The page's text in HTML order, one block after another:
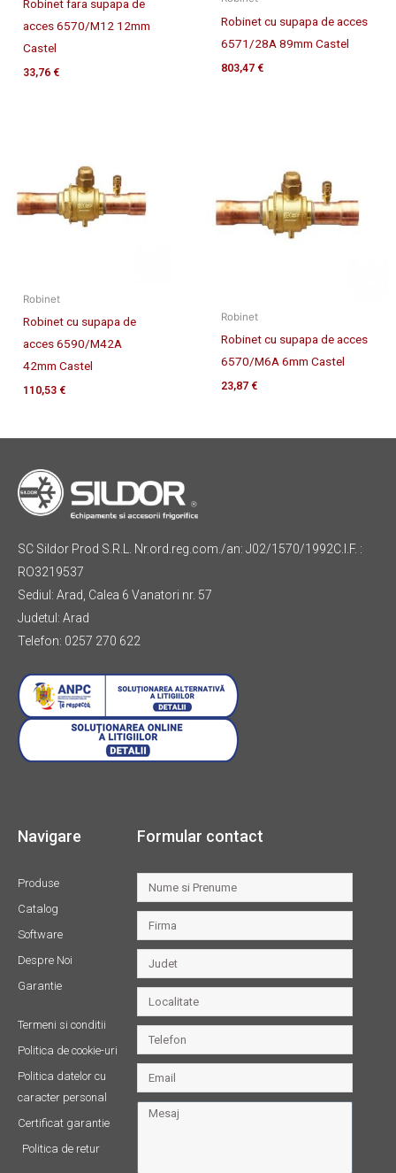
Robinet fara supapa de
acces 6570/M12 12mm
Castel
33,76 €
Robinet cu supapa de acces
6571/28A 89mm Castel
803,47 €
Robinet
Robinet cu supapa de
acces 6590/M42A
42mm Castel
110,53 €
Robinet
Robinet cu supapa de acces
6570/M6A 6mm Castel
23,87 €
SC Sildor Prod S.R.L. Nr.ord.reg.com./an: J02/1570/1992C.I.F. :
RO3219537
Sediul: Arad, Calea 6 Vanatori nr. 57
Judetul: Arad
Telefon: 0257 270 622
Navigare
Produse
Catalog
Software
Despre Noi
Garantie
Termeni si conditii
Politica de cookie-uri
Politica datelor cu
caracter personal
Certificat garantie
Politica de retur
Formular contact